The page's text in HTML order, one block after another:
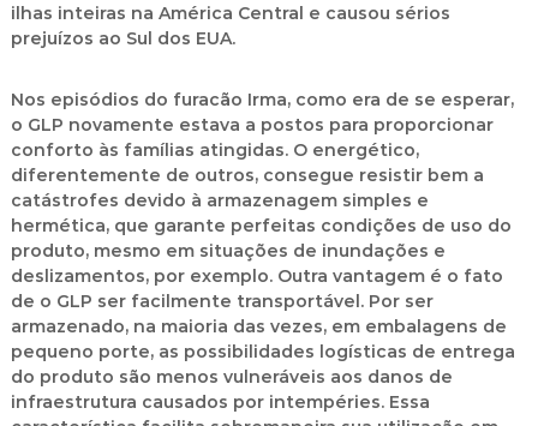
ilhas inteiras na América Central e causou sérios
prejuízos ao Sul dos EUA.
Nos episódios do furacão Irma, como era de se esperar,
o GLP novamente estava a postos para proporcionar
conforto às famílias atingidas. O energético,
diferentemente de outros, consegue resistir bem a
catástrofes devido à armazenagem simples e
hermética, que garante perfeitas condições de uso do
produto, mesmo em situações de inundações e
deslizamentos, por exemplo. Outra vantagem é o fato
de o GLP ser facilmente transportável. Por ser
armazenado, na maioria das vezes, em embalagens de
pequeno porte, as possibilidades logísticas de entrega
do produto são menos vulneráveis aos danos de
infraestrutura causados por intempéries. Essa